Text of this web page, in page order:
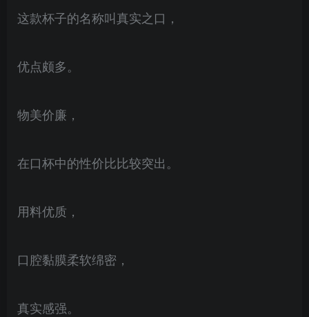
这款杯子的名称叫真实之口，
优点颇多。
物美价廉，
在口杯中的性价比比较突出。
用料优质，
口腔黏膜柔软绵密，
真实感强。